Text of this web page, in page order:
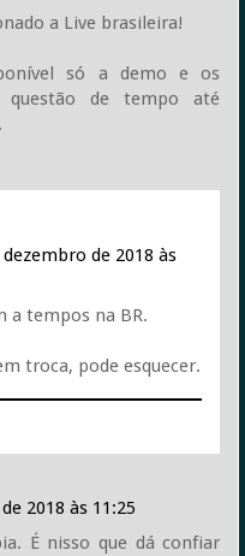
a Live brasileira!
só a demo e os
questão de tempo até
dezembro de 2018 às
a tempos na BR.
troca, pode esquecer.
2018 às 11:25
É nisso que dá confiar